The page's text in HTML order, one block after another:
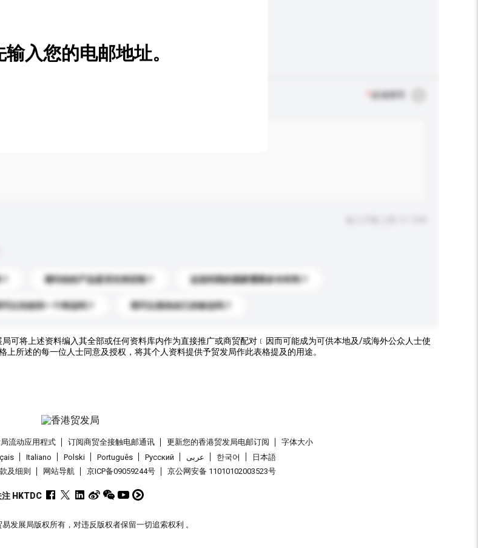
必须填写
请问你的产品是否支持定制？ 运送到我的国家需要多长时间？
可以先收到一个样品吗？ 我可以添加自己的标志吗？
输入您的电邮地址。
可将上述资料编入其全部或任何资料库内作为直接推广或商贸配对﹝因而可能成为可供本地及/或海外公众人士使
上所述的每一位人士同意及授权，将其个人资料提供予贸发局作此表格提及的用途。
流动应用程式 订阅商贸全接触电邮通讯 更新您的香港贸发局电邮订阅
字体大小
Italiano Polski Português Pусский عربى 한국어
日本語
及细则 网站导航 京ICP备09059244号 京公网安备 11010102003523号
注 HKTDC
易发展局版权所有，对违反版权者保留一切追索权利 。